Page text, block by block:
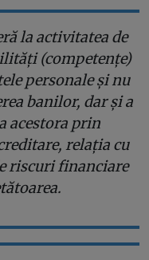
la activitatea de
(competențe)
personale și nu
banilor, dar și a
acestora prin
relația cu
riscuri financiare